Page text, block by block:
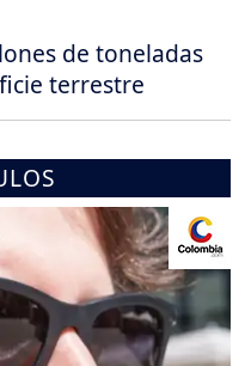
de toneladas
terrestre